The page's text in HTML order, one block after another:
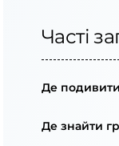
Часті
Де
Де знайти